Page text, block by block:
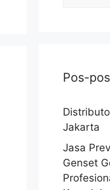
Pos-
Jakarta
Jasa
Genset